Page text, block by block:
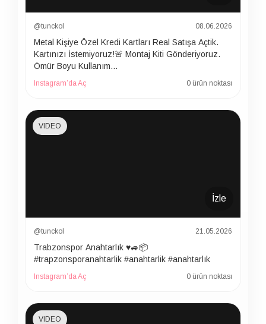
@tunckol 08.06.2026
Metal Kişiye Özel Kredi Kartları Real Satışa Açtik.
Kartınızı İstemiyoruz!🚨 Montaj Kiti Gönderiyoruz.
Ömür Boyu Kullanım…
Instagram’da Aç 0 ürün noktası
İzle
VIDEO
@tunckol 21.05.2026
Trabzonspor Anahtarlık ♥️🚙📦
#trapzonsporanahtarlik #anahtarlik #anahtarlık
Instagram’da Aç 0 ürün noktası
VIDEO